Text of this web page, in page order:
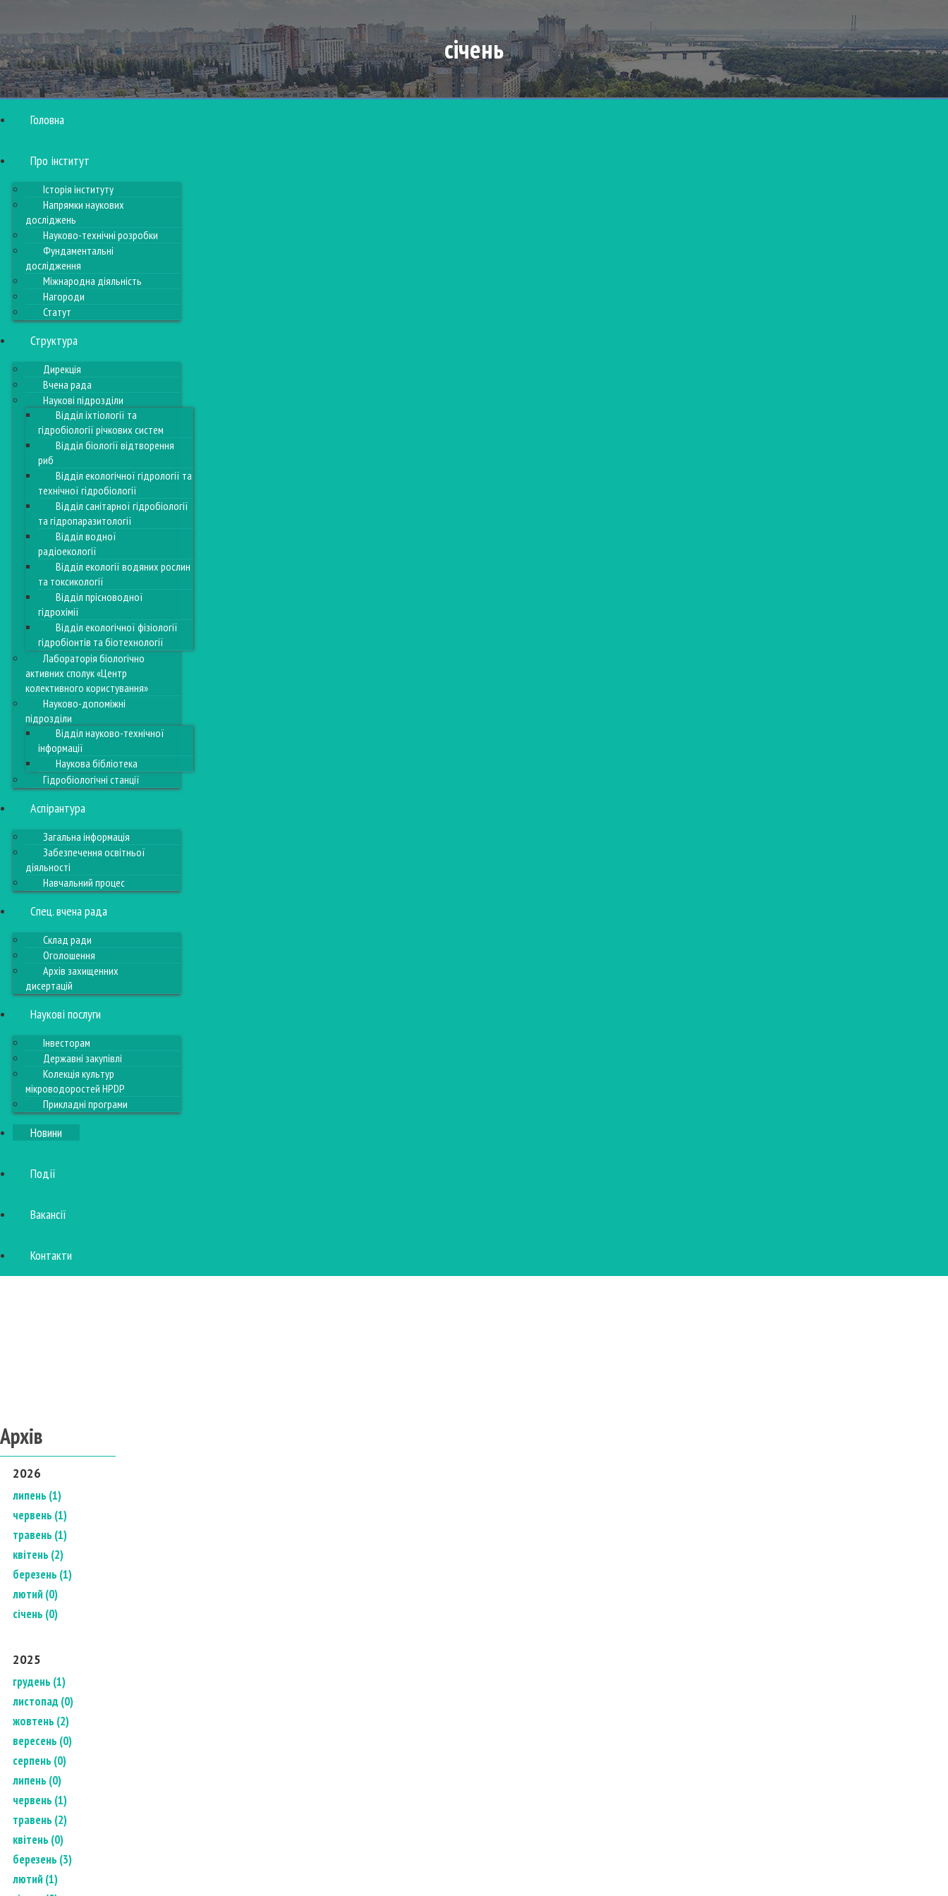
UA EN
Головна
Про інститут
Історія інституту
Напрямки наукових
досліджень
Науково-технічні розробки
Фундаментальні
дослідження
Міжнародна діяльність
Нагороди
Статут
Структура
Дирекція
Вчена рада
Наукові підрозділи
Відділ іхтіології та
гідробіології річкових систем
Відділ біології відтворення
риб
Відділ екологічної гідрології та
технічної гідробіології
Відділ санітарної гідробіології
та гідропаразитології
Відділ водної
радіоекології
Відділ екології водяних рослин
та токсикології
Відділ прісноводної
гідрохімії
Відділ екологічної фізіології
гідробіонтів та біотехнології
Лабораторія біологічно
активних сполук «Центр
колективного користування»
Науково-допоміжні
підрозділи
Відділ науково-технічної
інформації
Наукова бібліотека
Гідробіологічні станції
Аспірантура
Загальна інформація
Забезпечення освітньої
діяльності
Навчальний процес
Спец. вчена рада
Склад ради
Оголошення
Архів захищенних
дисертацій
Наукові послуги
Інвесторам
Державні закупівлі
Колекція культур
мікроводоростей HPDP
Прикладні програми
Новини
Події
Вакансії
Контакти
січень
Архів
2026
липень (1)
червень (1)
травень (1)
квітень (2)
березень (1)
лютий (0)
січень (0)
2025
грудень (1)
листопад (0)
жовтень (2)
вересень (0)
серпень (0)
липень (0)
червень (1)
травень (2)
квітень (0)
березень (3)
лютий (1)